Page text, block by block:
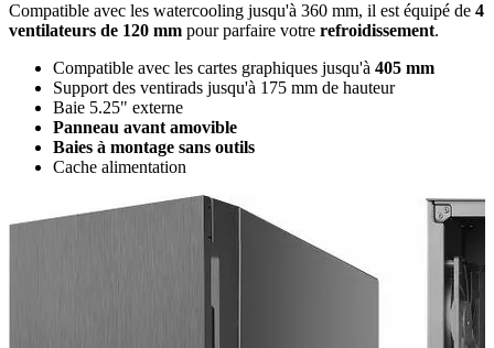
Compatible avec les watercooling jusqu'à 360 mm, il est équipé de 4
ventilateurs de 120 mm pour parfaire votre refroidissement.
Compatible avec les cartes graphiques jusqu'à 405 mm
Support des ventirads jusqu'à 175 mm de hauteur
Baie 5.25" externe
Panneau avant amovible
Baies à montage sans outils
Cache alimentation